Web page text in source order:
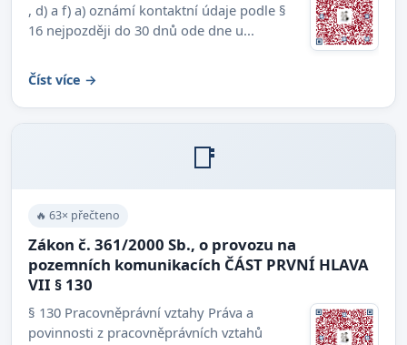
, d) a f) a) oznámí kontaktní údaje podle §
16 nejpozději do 30 dnů ode dne u...
Číst více →
📑
🔥 63× přečteno
Zákon č. 361/2000 Sb., o provozu na
pozemních komunikacích ČÁST PRVNÍ HLAVA
VII § 130
§ 130 Pracovněprávní vztahy Práva a
povinnosti z pracovněprávních vztahů